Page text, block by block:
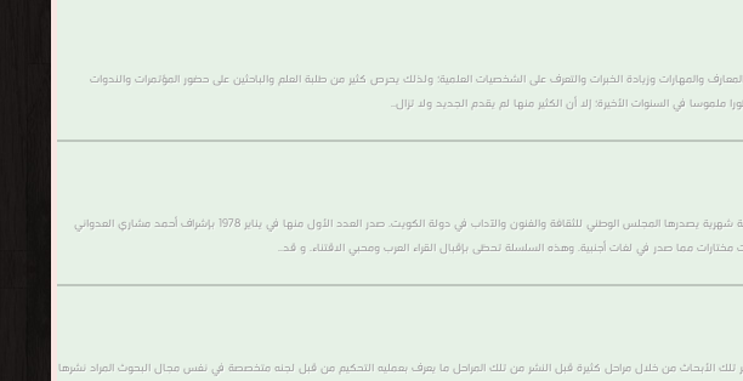
والمهارات وزيادة الخبرات والتعرف على الشخصيات العلمية؛ ولذلك يحرص كثير من طلبة العلم والباحثين على حضور المؤتمرات والندوات
ملموسا في السنوات الأخيرة؛ إلا أن الكثير منها لم يقدم الجديد ولا تزال..
يشمل هذا القسم أعداد سلسلة عالم المعرفة التي يصدرها المجلس الوطني للثقافة والفنون والآداب في دولة الكويت: عالم المعرفة سلسلة كتب ثقافية شهرية يصدرها المجلس الوطني للثقافة والفنون والآداب في دولة الكويت. صدر العدد الأول منها في يناير 1978 بإشراف أحمد مشاري العدواني
مما صدر في لغات أجنبية. وهذه السلسلة تحظى بإقبال القراء العرب ومحبي الاقتناء. و قد..
الأبحاث من خلال مراحل كثيرة قبل النشر من تلك المراحل ما يعرف بعمليه التحكيم من قبل لجنه متخصصة في نفس مجال البحوث المراد نشرها